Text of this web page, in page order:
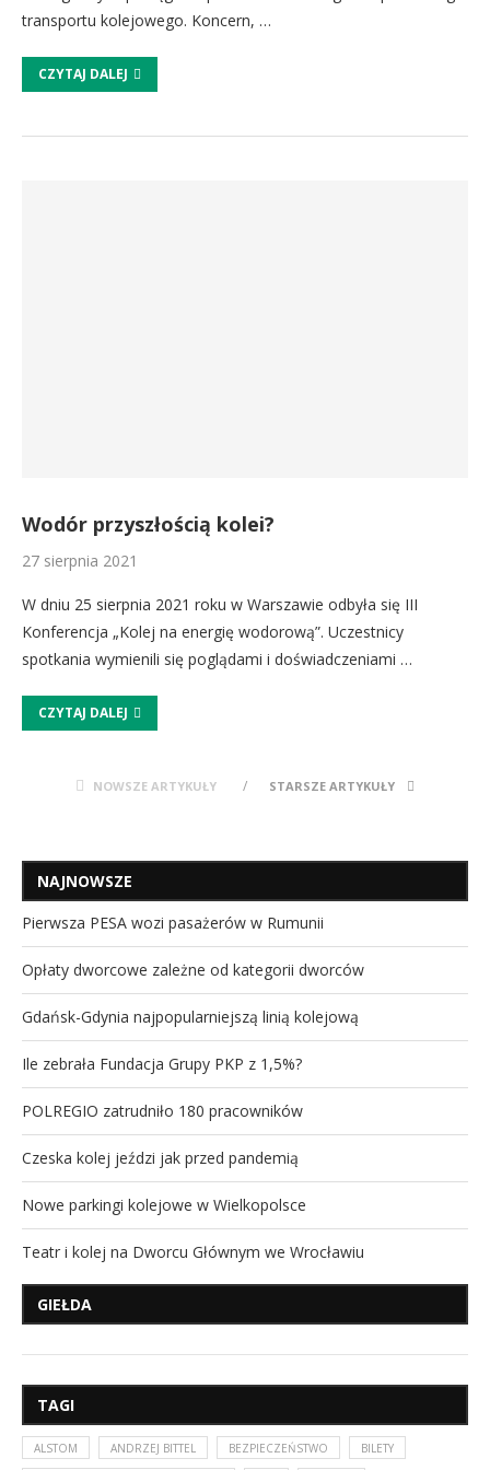
transportu kolejowego. Koncern, …
CZYTAJ DALEJ
Wodór przyszłością kolei?
27 sierpnia 2021
W dniu 25 sierpnia 2021 roku w Warszawie odbyła się III
Konferencja „Kolej na energię wodorową”. Uczestnicy
spotkania wymienili się poglądami i doświadczeniami …
CZYTAJ DALEJ
NOWSZE ARTYKUŁY STARSZE ARTYKUŁY
NAJNOWSZE
Pierwsza PESA wozi pasażerów w Rumunii
Opłaty dworcowe zależne od kategorii dworców
Gdańsk-Gdynia najpopularniejszą linią kolejową
Ile zebrała Fundacja Grupy PKP z 1,5%?
POLREGIO zatrudniło 180 pracowników
Czeska kolej jeździ jak przed pandemią
Nowe parkingi kolejowe w Wielkopolsce
Teatr i kolej na Dworcu Głównym we Wrocławiu
GIEŁDA
TAGI
ALSTOM ANDRZEJ BITTEL BEZPIECZEŃSTWO BILETY